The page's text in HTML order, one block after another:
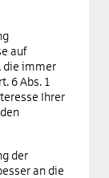
auf
die immer
6 Abs. 1
Ihrer
der
an die